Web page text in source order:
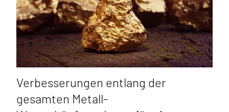
Verbesserungen entlang der
gesamten Metall-